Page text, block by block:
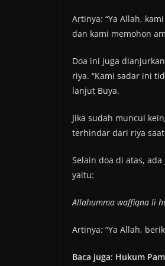
Artinya: “Ya Allah,
dan kami memohon
Doa ini juga
riya. “Kami sadar ini
lanjut Buya.
Jika sudah muncul
terhindar dari riya
Selain doa di atas,
yaitu:
Allahumma waffiqna li
Artinya: “Ya Allah,
Baca juga: Hukum